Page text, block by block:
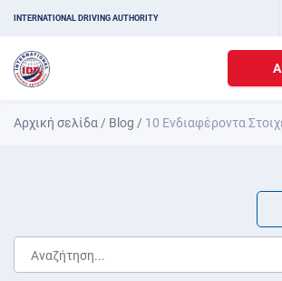
INTERNATIONAL DRIVING AUTHORITY
Αρχική σελίδα / Blog / 10 Ενδιαφέροντα